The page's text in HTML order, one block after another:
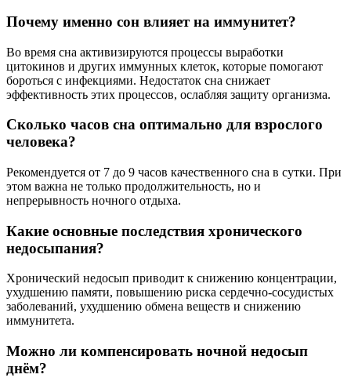
Почему именно сон влияет на иммунитет?
Во время сна активизируются процессы выработки
цитокинов и других иммунных клеток, которые помогают
бороться с инфекциями. Недостаток сна снижает
эффективность этих процессов, ослабляя защиту организма.
Сколько часов сна оптимально для взрослого
человека?
Рекомендуется от 7 до 9 часов качественного сна в сутки. При
этом важна не только продолжительность, но и
непрерывность ночного отдыха.
Какие основные последствия хронического
недосыпания?
Хронический недосып приводит к снижению концентрации,
ухудшению памяти, повышению риска сердечно-сосудистых
заболеваний, ухудшению обмена веществ и снижению
иммунитета.
Можно ли компенсировать ночной недосып
днём?